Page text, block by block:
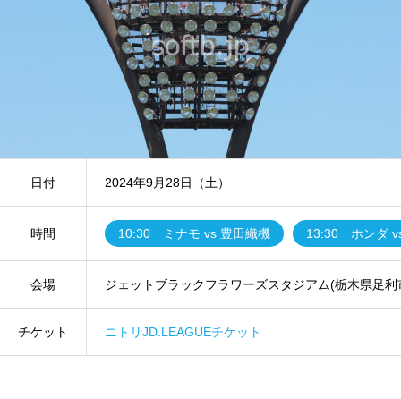
日付 2024年9月28日（土）
時間 10:30 ミナモ vs 豊田織機 13:30 ホンダ
会場 ジェットブラックフラワーズスタジアム(栃木県足利
チケット ニトリJD.LEAGUEチケット